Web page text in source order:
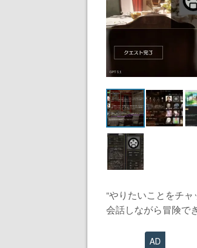
“やりたいことをチ
会話しながら冒険で
AD